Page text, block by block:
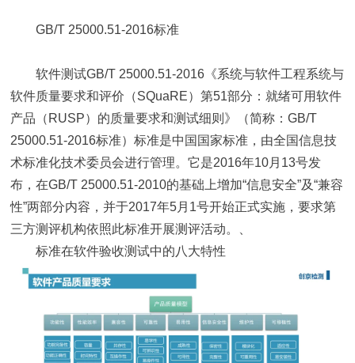
GB/T 25000.51-2016标准
软件测试GB/T 25000.51-2016《系统与软件工程系统与
软件质量要求和评价（SQuaRE）第51部分：就绪可用软件
产品（RUSP）的质量要求和测试细则》（简称：GB/T
25000.51-2016标准）标准是中国国家标准，由全国信息技
术标准化技术委员会进行管理。它是2016年10月13号发
布，在GB/T 25000.51-2010的基础上增加“信息安全”及“兼容
性”两部分内容，并于2017年5月1号开始正式实施，要求第
三方测评机构依照此标准开展测评活动。、
标准在软件验收测试中的八大特性